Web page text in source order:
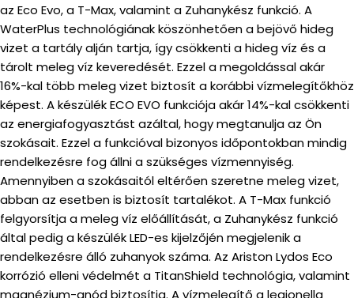
az Eco Evo, a T-Max, valamint a Zuhanykész funkció. A
WaterPlus technológiának köszönhetően a bejövő hideg
vizet a tartály alján tartja, így csökkenti a hideg víz és a
tárolt meleg víz keveredését. Ezzel a megoldással akár
16%-kal több meleg vizet biztosít a korábbi vízmelegítőkhöz
képest. A készülék ECO EVO funkciója akár 14%-kal csökkenti
az energiafogyasztást azáltal, hogy megtanulja az Ön
szokásait. Ezzel a funkcióval bizonyos időpontokban mindig
rendelkezésre fog állni a szükséges vízmennyiség.
Amennyiben a szokásaitól eltérően szeretne meleg vizet,
abban az esetben is biztosít tartalékot. A T-Max funkció
felgyorsítja a meleg víz előállítását, a Zuhanykész funkció
által pedig a készülék LED-es kijelzőjén megjelenik a
rendelkezésre álló zuhanyok száma. Az Ariston Lydos Eco
korrózió elleni védelmét a TitanShield technológia, valamint
magnézium-anód biztosítja. A vízmelegítő a legionella